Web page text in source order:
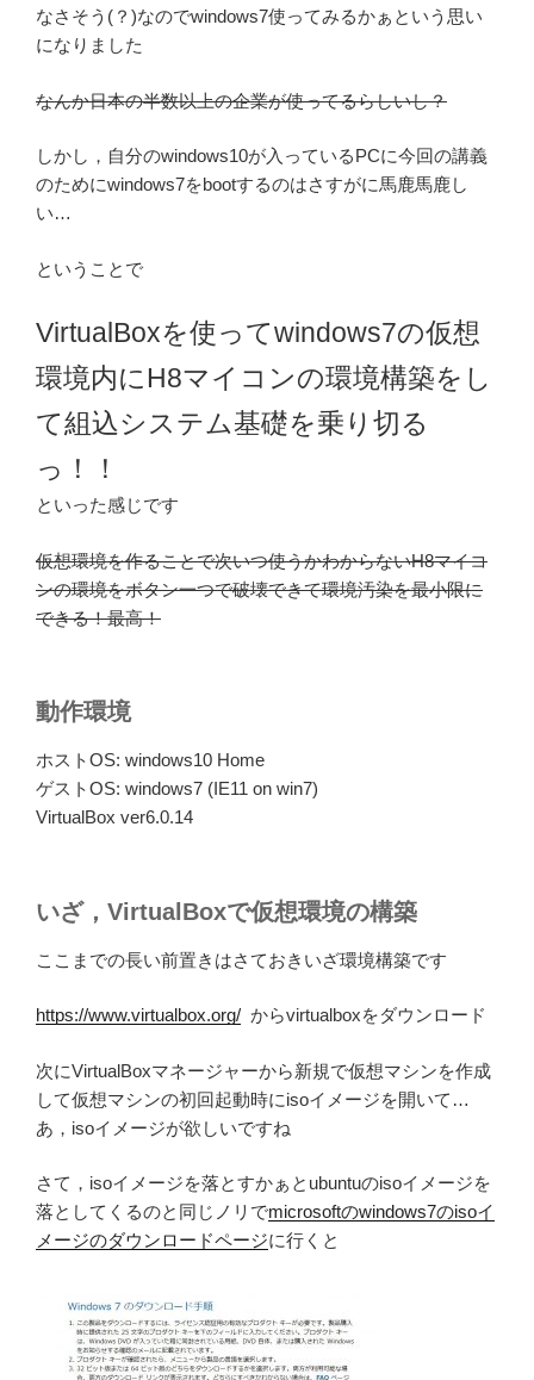
なさそう(？)なのでwindows7使ってみるかぁという思い
になりました
なんか日本の半数以上の企業が使ってるらしいし？
しかし，自分のwindows10が入っているPCに今回の講義
のためにwindows7をbootするのはさすがに馬鹿馬鹿し
い…
ということで
VirtualBoxを使ってwindows7の仮想
環境内にH8マイコンの環境構築をし
て組込システム基礎を乗り切る
っ！！
といった感じです
仮想環境を作ることで次いつ使うかわからないH8マイコ
ンの環境をボタン一つで破壊できて環境汚染を最小限に
できる！最高！
動作環境
ホストOS: windows10 Home
ゲストOS: windows7 (IE11 on win7)
VirtualBox ver6.0.14
いざ，VirtualBoxで仮想環境の構築
ここまでの長い前置きはさておきいざ環境構築です
https://www.virtualbox.org/ からvirtualboxをダウンロード
次にVirtualBoxマネージャーから新規で仮想マシンを作成
して仮想マシンの初回起動時にisoイメージを開いて…
あ，isoイメージが欲しいですね
さて，isoイメージを落とすかぁとubuntuのisoイメージを
落としてくるのと同じノリでmicrosoftのwindows7のisoイ
メージのダウンロードページに行くと